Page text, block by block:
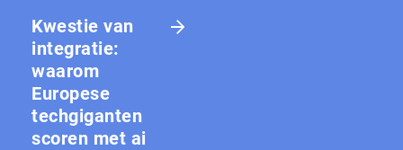
Kwestie van
integratie:
waarom
Europese
techgiganten
scoren met ai